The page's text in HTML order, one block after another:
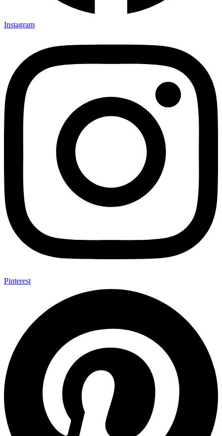
Instagram
Pinterest